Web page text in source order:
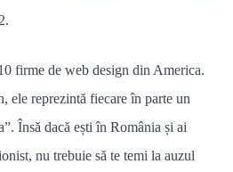
firme de web design din America.
ele reprezintă fiecare în parte un
Însă dacă ești în România și ai
nu trebuie să te temi la auzul